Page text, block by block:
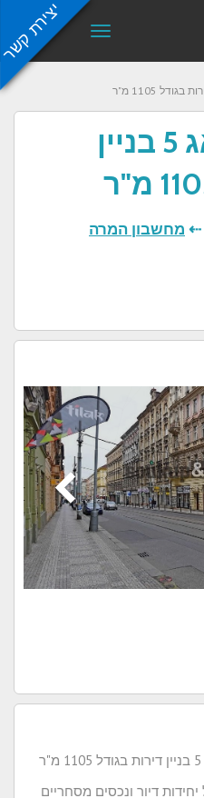
תפריט
למכירה בפראג 5 בניין
מחשבון המרה
יצירת קשר